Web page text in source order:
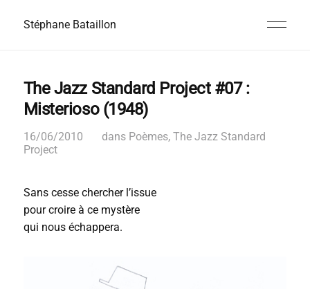
Stéphane Bataillon
The Jazz Standard Project #07 :
Misterioso (1948)
16/06/2010 dans Poèmes, The Jazz Standard
Project
Sans cesse chercher l’issue
pour croire à ce mystère
qui nous échappera.